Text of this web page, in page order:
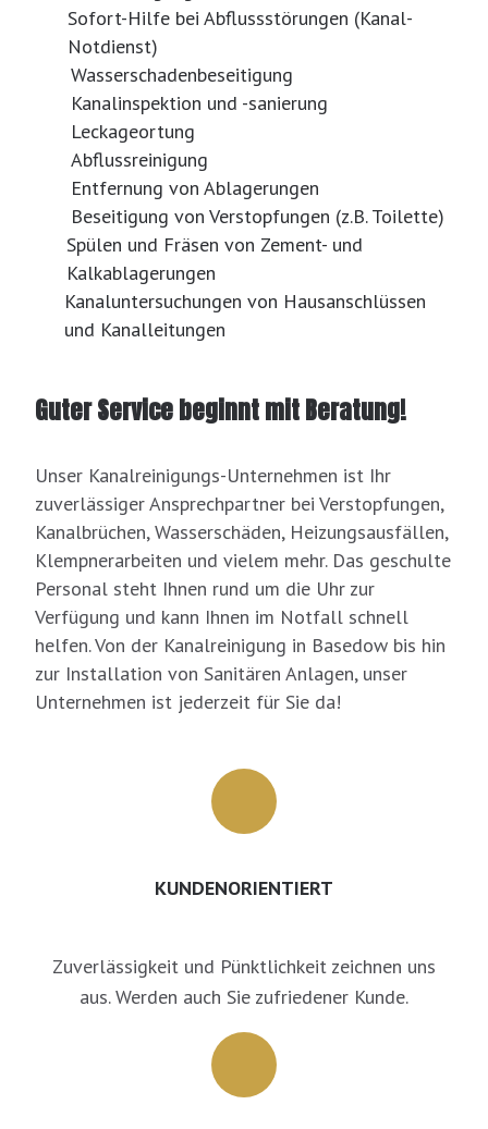
Sofort-Hilfe bei Abflussstörungen (Kanal-
Notdienst)
Wasserschadenbeseitigung
Kanalinspektion und -sanierung
Leckageortung
Abflussreinigung
Entfernung von Ablagerungen
Beseitigung von Verstopfungen (z.B. Toilette)
Spülen und Fräsen von Zement- und
Kalkablagerungen
Kanaluntersuchungen von Hausanschlüssen
und Kanalleitungen
Guter Service beginnt mit Beratung!
Unser Kanalreinigungs-Unternehmen ist Ihr
zuverlässiger Ansprechpartner bei Verstopfungen,
Kanalbrüchen, Wasserschäden, Heizungsausfällen,
Klempnerarbeiten und vielem mehr. Das geschulte
Personal steht Ihnen rund um die Uhr zur
Verfügung und kann Ihnen im Notfall schnell
helfen. Von der Kanalreinigung in Basedow bis hin
zur Installation von Sanitären Anlagen, unser
Unternehmen ist jederzeit für Sie da!
KUNDENORIENTIERT
Zuverlässigkeit und Pünktlichkeit zeichnen uns
aus. Werden auch Sie zufriedener Kunde.